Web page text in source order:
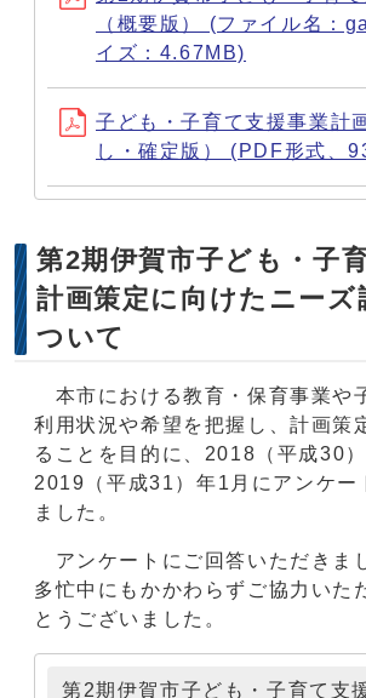
（概要版） (ファイル名：
イズ：4.67MB)
子ども・子育て支援事業計
し・確定版） (PDF形式、
第2期伊賀市子ども・子
計画策定に向けたニーズ
ついて
本市における教育・保育事業や
利用状況や希望を把握し、計画策
ることを目的に、2018（平成30
2019（平成31）年1月にアンケー
ました。
アンケートにご回答いただきま
多忙中にもかかわらずご協力いた
とうございました。
第2期伊賀市子ども・子育て支